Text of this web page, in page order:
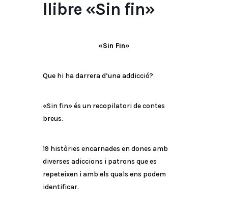
llibre «Sin fin»
«Sin Fin»
Que hi ha darrera d’una addicció?
«Sin fin» és un recopilatori de contes
breus.
19 històries encarnades en dones amb
diverses adiccions i patrons que es
repeteixen i amb els quals ens podem
identificar.